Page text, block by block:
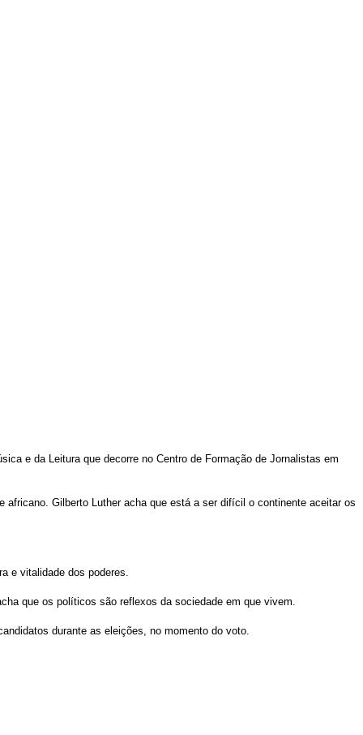
e da Leitura que decorre no Centro de Formação de Jornalistas em
Gilberto Luther acha que está a ser difícil o continente aceitar os
e vitalidade dos poderes.
que os políticos são reflexos da sociedade em que vivem.
durante as eleições, no momento do voto.